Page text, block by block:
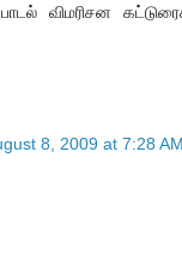
விமரிசன
8, 2009 at 7:28 AM